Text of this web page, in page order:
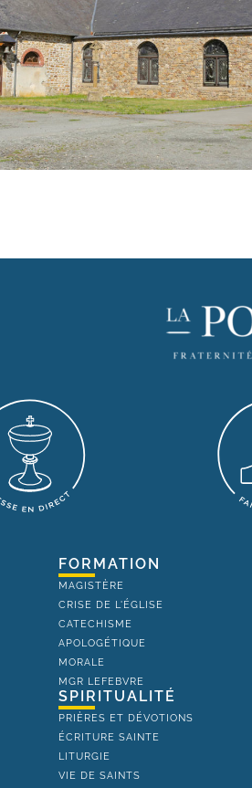
FORMATION
MAGISTÈRE
CRISE DE L'ÉGLISE
CATECHISME
APOLOGÉTIQUE
MORALE
MGR LEFEBVRE
SPIRITUALITÉ
PRIÈRES ET DÉVOTIONS
ÉCRITURE SAINTE
LITURGIE
VIE DE SAINTS